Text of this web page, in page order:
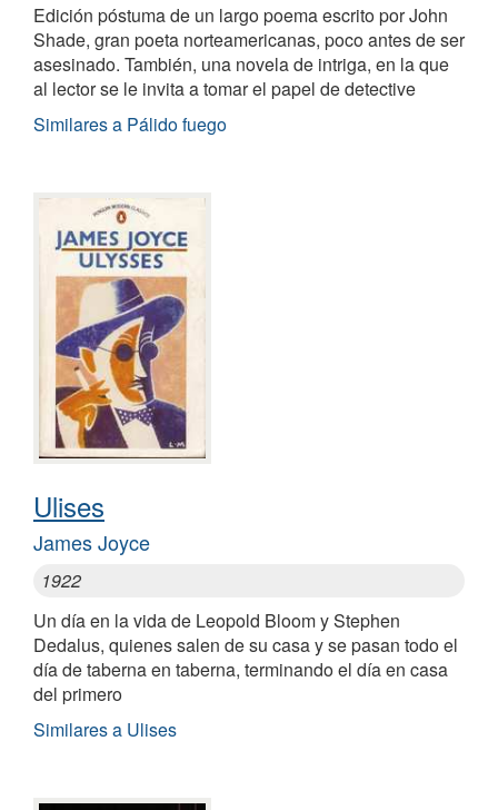
Edición póstuma de un largo poema escrito por John
Shade, gran poeta norteamericanas, poco antes de ser
asesinado. También, una novela de intriga, en la que
al lector se le invita a tomar el papel de detective
Similares a Pálido fuego
Ulises
James Joyce
1922
Un día en la vida de Leopold Bloom y Stephen
Dedalus, quienes salen de su casa y se pasan todo el
día de taberna en taberna, terminando el día en casa
del primero
Similares a Ulises